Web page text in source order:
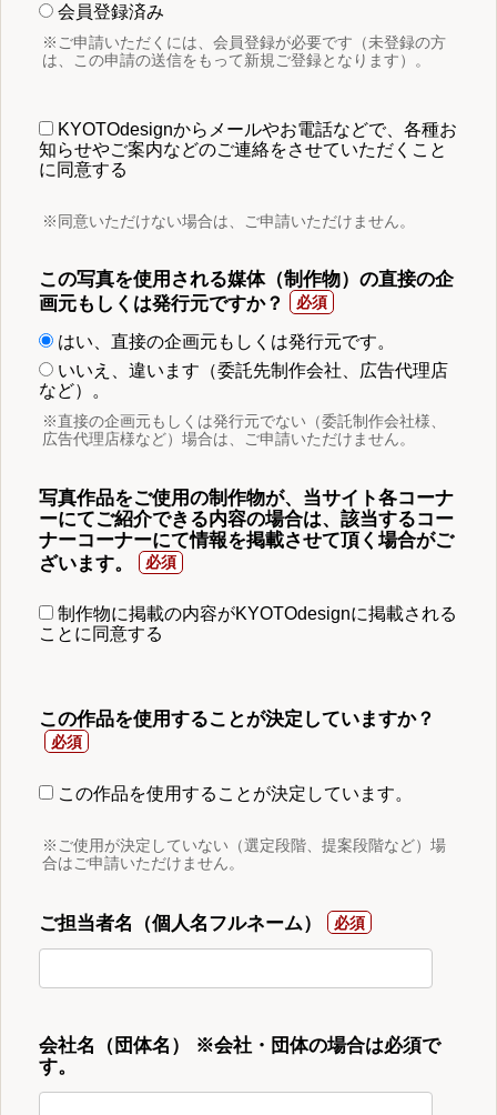
会員登録済み
※ご申請いただくには、会員登録が必要です（未登録の方
は、この申請の送信をもって新規ご登録となります）。
KYOTOdesignからメールやお電話などで、各種お
知らせやご案内などのご連絡をさせていただくこと
に同意する
※同意いただけない場合は、ご申請いただけません。
この写真を使用される媒体（制作物）の直接の企
画元もしくは発行元ですか？
はい、直接の企画元もしくは発行元です。
いいえ、違います（委託先制作会社、広告代理店
など）。
※直接の企画元もしくは発行元でない（委託制作会社様、
広告代理店様など）場合は、ご申請いただけません。
写真作品をご使用の制作物が、当サイト各コーナ
ーにてご紹介できる内容の場合は、該当するコー
ナーコーナーにて情報を掲載させて頂く場合がご
ざいます。
制作物に掲載の内容がKYOTOdesignに掲載される
ことに同意する
この作品を使用することが決定していますか？
この作品を使用することが決定しています。
※ご使用が決定していない（選定段階、提案段階など）場
合はご申請いただけません。
ご担当者名（個人名フルネーム）
会社名（団体名） ※会社・団体の場合は必須で
す。